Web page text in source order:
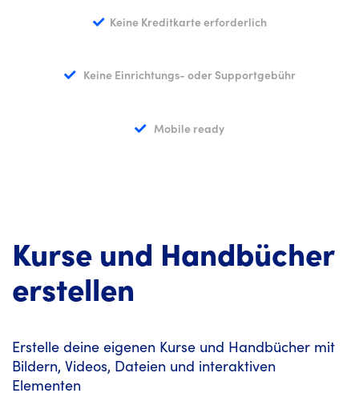
Keine Kreditkarte erforderlich
Keine Einrichtungs- oder Supportgebühr
Mobile ready
Kurse und Handbücher
erstellen
Erstelle deine eigenen Kurse und Handbücher mit
Bildern, Videos, Dateien und interaktiven
Elementen